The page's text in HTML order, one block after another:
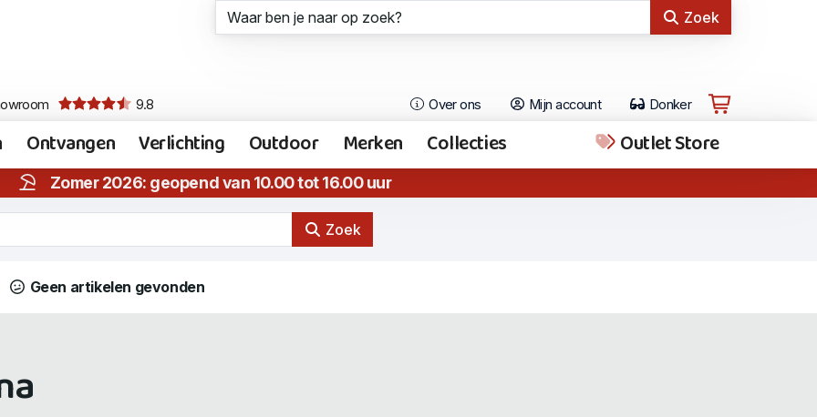
Zoek
9.8 Over ons Mijn account Donker
Ontvangen Verlichting Outdoor Merken Collecties Outlet Store
Zomer 2026: geopend van 10.00 tot 16.00 uur
Zoek
Geen artikelen gevonden